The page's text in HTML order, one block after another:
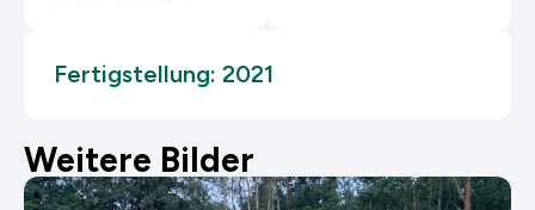
Fertigstellung: 2021
Weitere Bilder